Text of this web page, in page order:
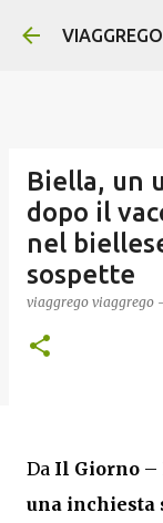
Biella, un
dopo il
nel
sospette
viaggrego viaggrego -
Da Il Giorno –
una inchiesta